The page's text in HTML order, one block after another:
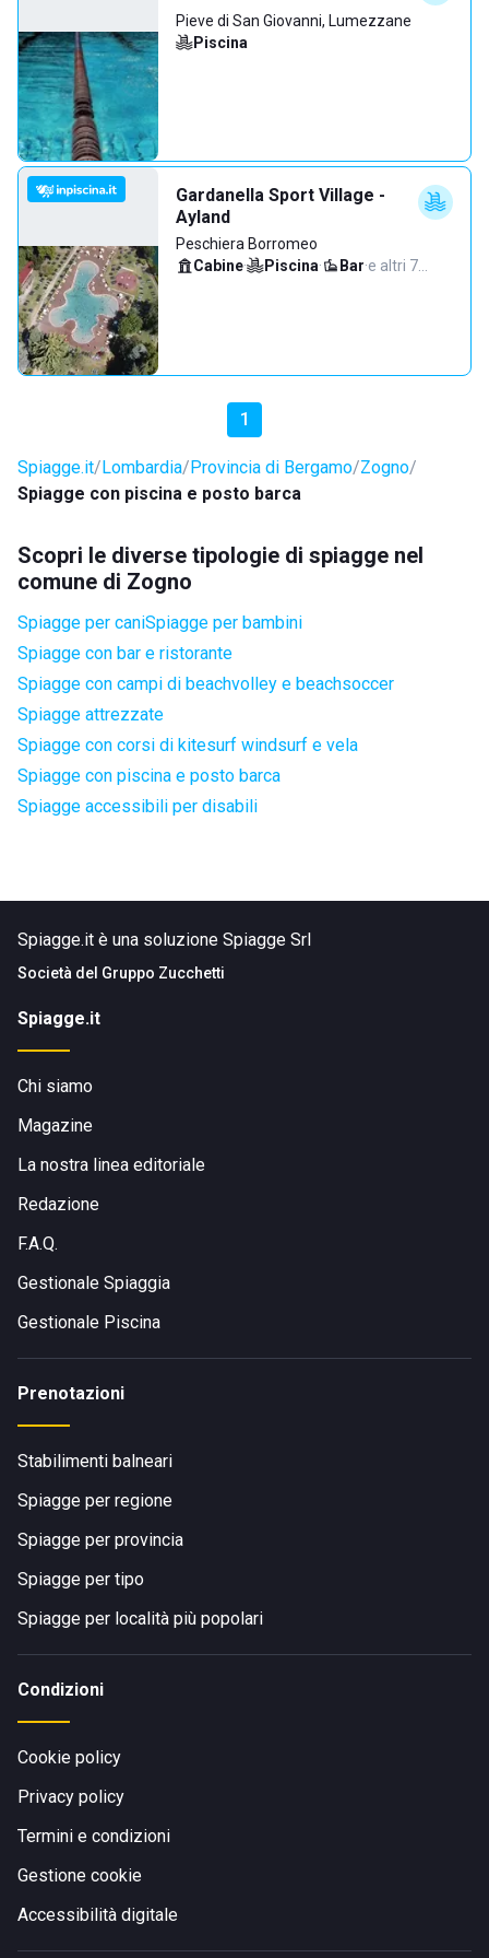
Pieve di San Giovanni, Lumezzane
Piscina
Gardanella Sport Village -
Ayland
Peschiera Borromeo
Cabine· Piscina· Bar·e altri 7…
1
Spiagge.it Lombardia Provincia di Bergamo Zogno
Spiagge con piscina e posto barca
Scopri le diverse tipologie di spiagge nel
comune di Zogno
Spiagge per caniSpiagge per bambini
Spiagge con bar e ristorante
Spiagge con campi di beachvolley e beachsoccer
Spiagge attrezzate
Spiagge con corsi di kitesurf windsurf e vela
Spiagge con piscina e posto barca
Spiagge accessibili per disabili
Spiagge.it è una soluzione Spiagge Srl
Società del Gruppo Zucchetti
Spiagge.it
Chi siamo
Magazine
La nostra linea editoriale
Redazione
F.A.Q.
Gestionale Spiaggia
Gestionale Piscina
Prenotazioni
Stabilimenti balneari
Spiagge per regione
Spiagge per provincia
Spiagge per tipo
Spiagge per località più popolari
Condizioni
Cookie policy
Privacy policy
Termini e condizioni
Gestione cookie
Accessibilità digitale